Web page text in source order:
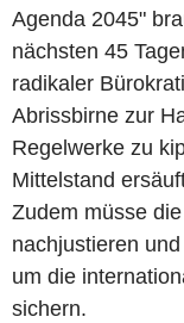
Agenda 2045"
nächsten 45
radikaler
Abrissbirne zur
Regelwerke zu
Mittelstand
Zudem müsse
nachjustieren
um die
sichern.